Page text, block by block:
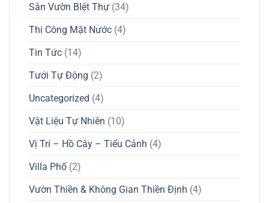
Sân Vườn BIệt Thự (34)
Thi Công Mặt Nước (4)
Tin Tức (14)
Tưới Tự Động (2)
Uncategorized (4)
Vật Liệu Tự Nhiên (10)
Vị Trí – Hồ Cây – Tiểu Cảnh (4)
Villa Phố(2)
Vườn Thiền & Không Gian Thiền Định (4)